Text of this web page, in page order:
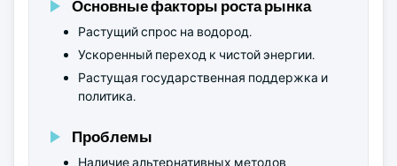
Основные факторы роста рынка
Растущий спрос на водород.
Ускоренный переход к чистой энергии.
Растущая государственная поддержка и
политика.
Проблемы
Наличие альтернативных методов